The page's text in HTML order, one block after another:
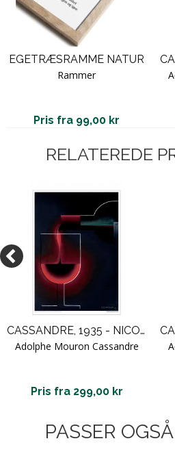
EGETRÆSRAMME NATUR
Rammer
Pris fra 99,00 kr
RELATEREDE
CASSANDRE, 1935 - NICOLAS PROFIL
Adolphe Mouron Cassandre
Pris fra 299,00 kr
PASSER